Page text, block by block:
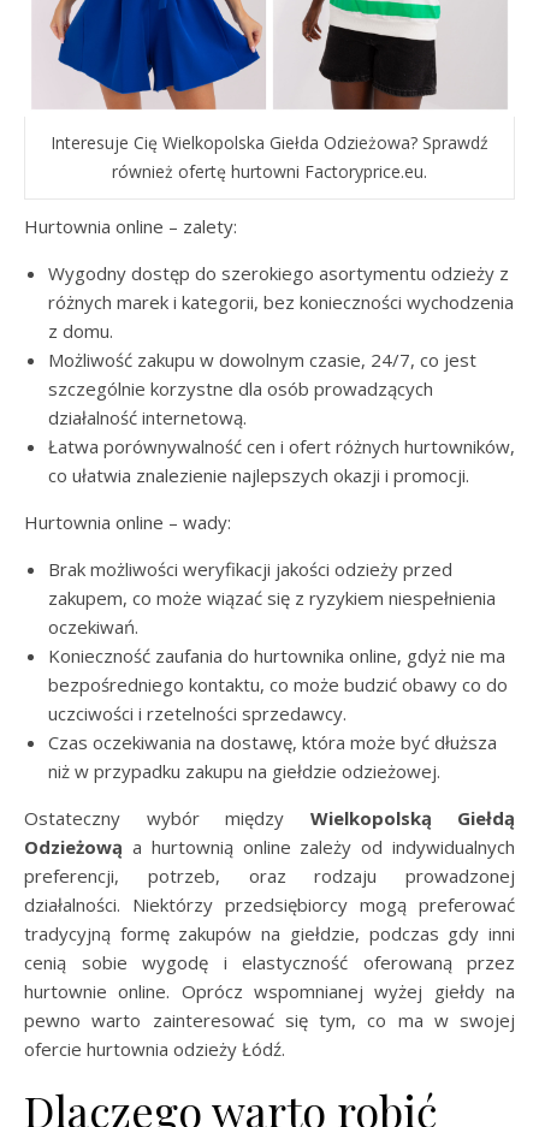
Interesuje Cię Wielkopolska Giełda Odzieżowa? Sprawdź
również ofertę hurtowni Factoryprice.eu.
Hurtownia online – zalety:
Wygodny dostęp do szerokiego asortymentu odzieży z
różnych marek i kategorii, bez konieczności wychodzenia
z domu.
Możliwość zakupu w dowolnym czasie, 24/7, co jest
szczególnie korzystne dla osób prowadzących
działalność internetową.
Łatwa porównywalność cen i ofert różnych hurtowników,
co ułatwia znalezienie najlepszych okazji i promocji.
Hurtownia online – wady:
Brak możliwości weryfikacji jakości odzieży przed
zakupem, co może wiązać się z ryzykiem niespełnienia
oczekiwań.
Konieczność zaufania do hurtownika online, gdyż nie ma
bezpośredniego kontaktu, co może budzić obawy co do
uczciwości i rzetelności sprzedawcy.
Czas oczekiwania na dostawę, która może być dłuższa
niż w przypadku zakupu na giełdzie odzieżowej.
Ostateczny wybór między Wielkopolską Giełdą
Odzieżową a hurtownią online zależy od indywidualnych
preferencji, potrzeb, oraz rodzaju prowadzonej
działalności. Niektórzy przedsiębiorcy mogą preferować
tradycyjną formę zakupów na giełdzie, podczas gdy inni
cenią sobie wygodę i elastyczność oferowaną przez
hurtownie online. Oprócz wspomnianej wyżej giełdy na
pewno warto zainteresować się tym, co ma w swojej
ofercie hurtownia odzieży Łódź.
Dlaczego warto robić